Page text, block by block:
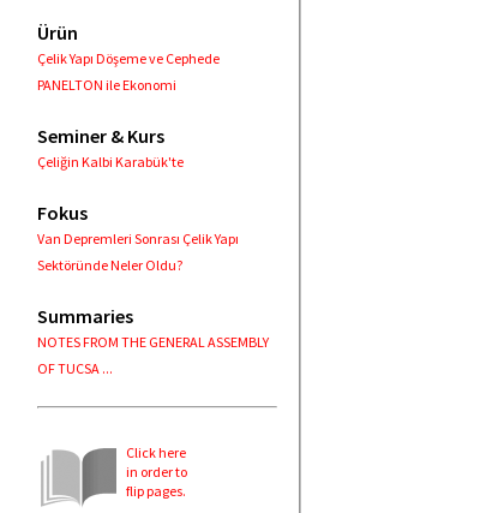
Ürün
Çelik Yapı Döşeme ve Cephede
PANELTON ile Ekonomi
Seminer & Kurs
Çeliğin Kalbi Karabük'te
Fokus
Van Depremleri Sonrası Çelik Yapı
Sektöründe Neler Oldu?
Summaries
NOTES FROM THE GENERAL ASSEMBLY
OF TUCSA ...
Click here
in order to
flip pages.